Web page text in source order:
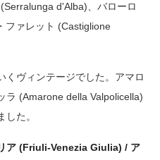
d'Alba)、バローロ
ファレット (Castiglione
くヴィンテージでした。アマロ
ラ (Amarone della Valpolicella)
た。
ア (Friuli-Venezia Giulia) / ア